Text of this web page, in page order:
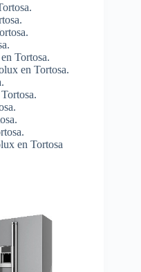
Tortosa.
en Tortosa.
en Tortosa